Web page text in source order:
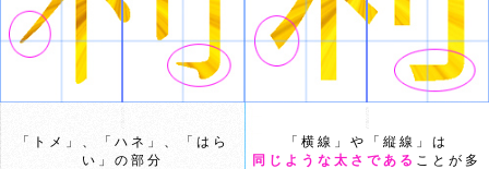
「トメ」、「ハネ」、「はら
い」の部分
「横線」や「縦線」は
同じような太さである ことが多